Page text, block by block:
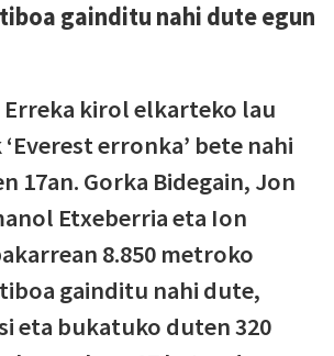
gainditu nahi dute egun
Erreka kirol elkarteko lau
erronka’ bete nahi
17an. Gorka Bidegain, Jon
Etxeberria eta Ion
8.850 metroko
gainditu nahi dute,
eta bukatuko duten 320